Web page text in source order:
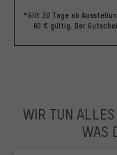
*Gilt 30 Tage ab
60 € gültig. Der
WIR TUN
WAS